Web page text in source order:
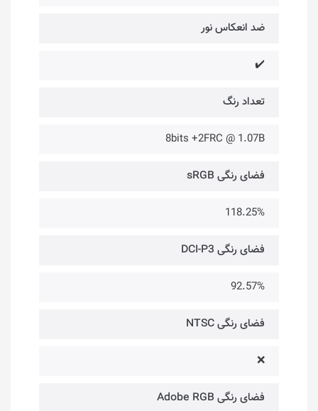
ضد انعکاس نور
✔️
تعداد رنگ
8bits +2FRC @ 1.07B
فضای رنگی sRGB
118.25%
فضای رنگی DCI-P3
92.57%
فضای رنگی NTSC
❌
فضای رنگی Adobe RGB